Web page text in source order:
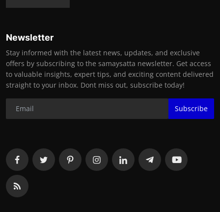
Newsletter
Stay informed with the latest news, updates, and exclusive
offers by subscribing to the samaysatta newsletter. Get access
to valuable insights, expert tips, and exciting content delivered
straight to your inbox. Dont miss out, subscribe today!
Subscribe